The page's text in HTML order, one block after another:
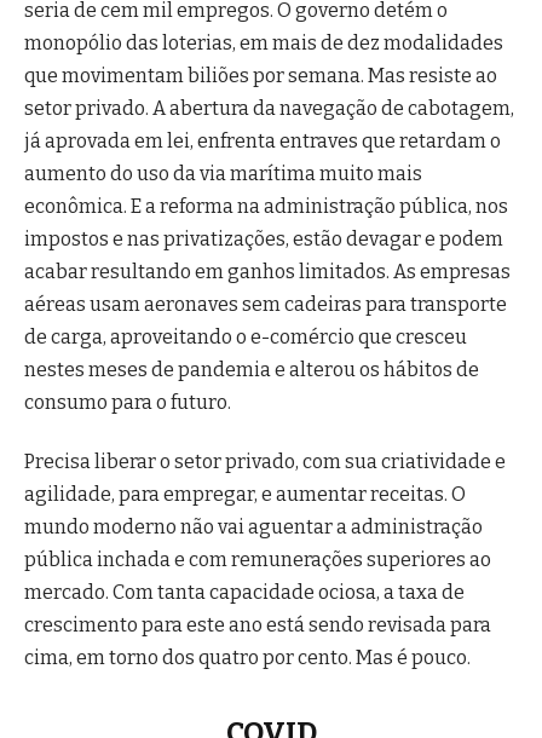
seria de cem mil empregos. O governo detém o
monopólio das loterias, em mais de dez modalidades
que movimentam biliões por semana. Mas resiste ao
setor privado. A abertura da navegação de cabotagem,
já aprovada em lei, enfrenta entraves que retardam o
aumento do uso da via marítima muito mais
econômica. E a reforma na administração pública, nos
impostos e nas privatizações, estão devagar e podem
acabar resultando em ganhos limitados. As empresas
aéreas usam aeronaves sem cadeiras para transporte
de carga, aproveitando o e-comércio que cresceu
nestes meses de pandemia e alterou os hábitos de
consumo para o futuro.
Precisa liberar o setor privado, com sua criatividade e
agilidade, para empregar, e aumentar receitas. O
mundo moderno não vai aguentar a administração
pública inchada e com remunerações superiores ao
mercado. Com tanta capacidade ociosa, a taxa de
crescimento para este ano está sendo revisada para
cima, em torno dos quatro por cento. Mas é pouco.